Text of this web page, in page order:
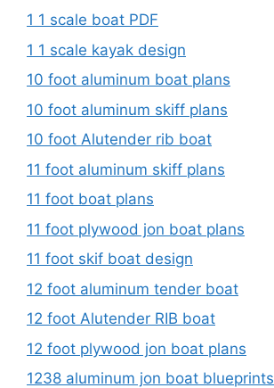
1 1 scale boat PDF
1 1 scale kayak design
10 foot aluminum boat plans
10 foot aluminum skiff plans
10 foot Alutender rib boat
11 foot aluminum skiff plans
11 foot boat plans
11 foot plywood jon boat plans
11 foot skif boat design
12 foot aluminum tender boat
12 foot Alutender RIB boat
12 foot plywood jon boat plans
1238 aluminum jon boat blueprints